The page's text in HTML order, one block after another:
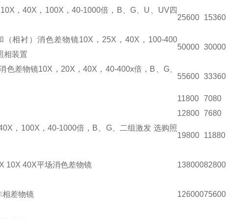
，40X，100X，40-1000倍，B、G、U、UV四
25600 15360
相衬）消色差物镜10X，25X，40X，100-400
相装置
50000 30000
色差物镜10X，20X，40X，40-400x倍，B、G、
55600 33360
11800 7080
12800 7680
，100X，40-1000倍，B、G、二组激发 选购照
19800 11880
10X 40X平场消色差物镜 13800082800
相差物镜 12600075600